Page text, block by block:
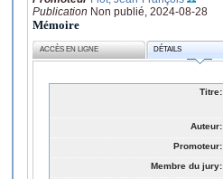
Publication Non publié, 2024-08-28
Mémoire
ACCÈS EN LIGNE DÉTAILS
Titre:
Auteur:
Promoteur:
Membre du jury: